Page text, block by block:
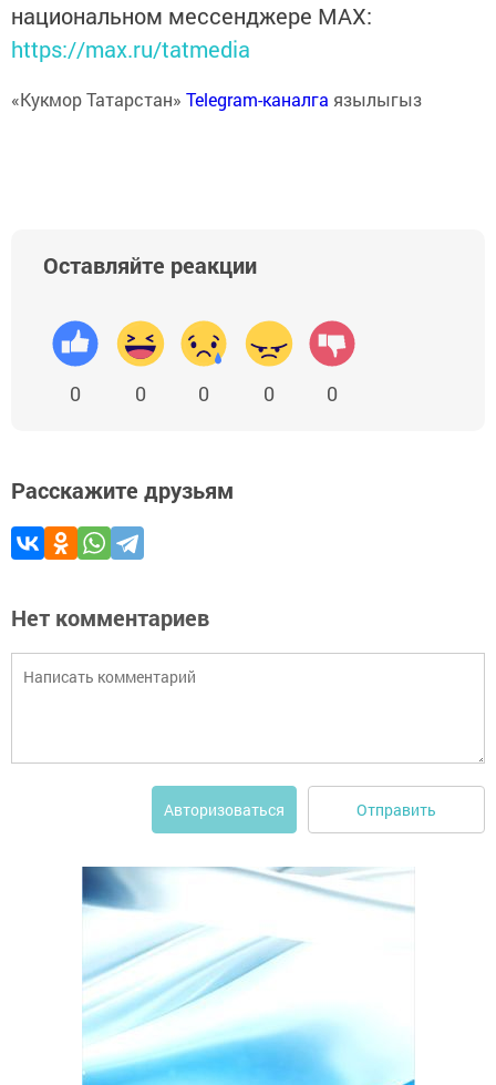
национальном мессенджере MАХ:
https://max.ru/tatmedia
«Кукмор Татарстан» Telegram-каналга язылыгыз
Оставляйте реакции
0 0 0 0 0
Расскажите друзьям
Нет комментариев
Авторизоваться Отправить